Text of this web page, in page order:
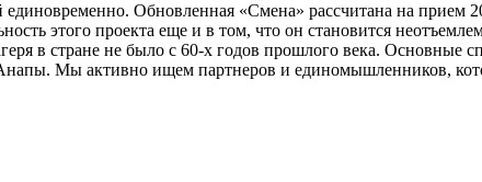
Обновленная «Смена» рассчитана на прием
этого проекта еще и в том, что он становится
в стране не было с 60-х годов прошлого века. Основные
Мы активно ищем партнеров и единомышленников,